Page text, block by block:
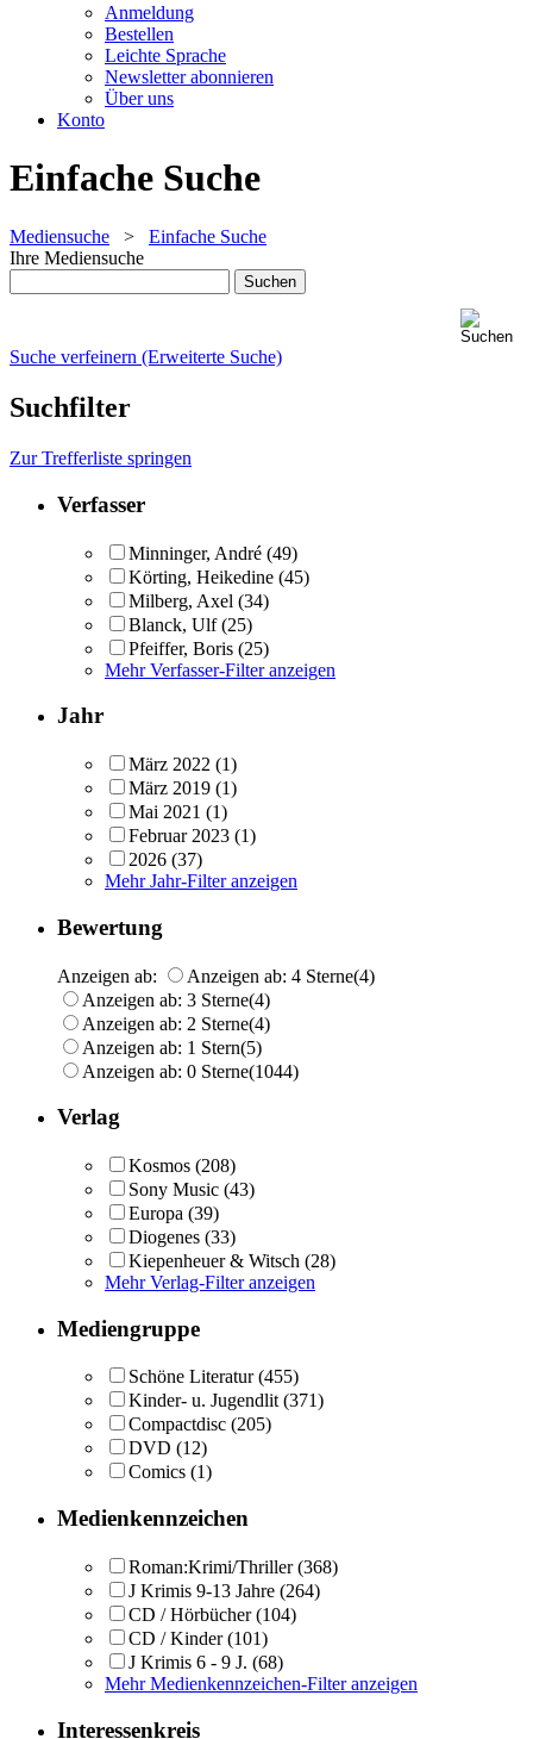
Anmeldung
Bestellen
Leichte Sprache
Newsletter abonnieren
Über uns
Konto
Einfache Suche
Mediensuche > Einfache Suche
Ihre Mediensuche
Suche verfeinern (Erweiterte Suche)
Suchfilter
Zur Trefferliste springen
Verfasser
Minninger, André (49)
Körting, Heikedine (45)
Milberg, Axel (34)
Blanck, Ulf (25)
Pfeiffer, Boris (25)
Mehr Verfasser-Filter anzeigen
Jahr
März 2022 (1)
März 2019 (1)
Mai 2021 (1)
Februar 2023 (1)
2026 (37)
Mehr Jahr-Filter anzeigen
Bewertung
Anzeigen ab: Anzeigen ab: 4 Sterne(4)
Anzeigen ab: 3 Sterne(4)
Anzeigen ab: 2 Sterne(4)
Anzeigen ab: 1 Stern(5)
Anzeigen ab: 0 Sterne(1044)
Verlag
Kosmos (208)
Sony Music (43)
Europa (39)
Diogenes (33)
Kiepenheuer & Witsch (28)
Mehr Verlag-Filter anzeigen
Mediengruppe
Schöne Literatur (455)
Kinder- u. Jugendlit (371)
Compactdisc (205)
DVD (12)
Comics (1)
Medienkennzeichen
Roman:Krimi/Thriller (368)
J Krimis 9-13 Jahre (264)
CD / Hörbücher (104)
CD / Kinder (101)
J Krimis 6 - 9 J. (68)
Mehr Medienkennzeichen-Filter anzeigen
Interessenkreis